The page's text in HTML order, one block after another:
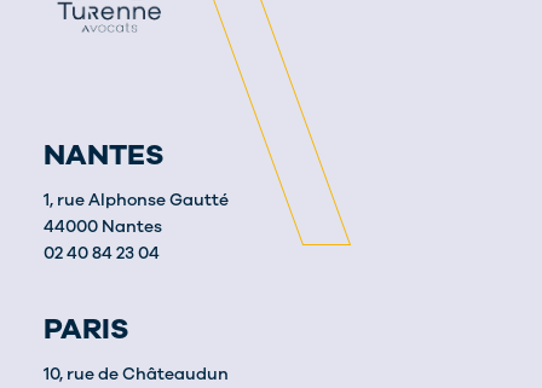
NANTES
1, rue Alphonse Gautté
44000 Nantes
02 40 84 23 04
PARIS
10, rue de Châteaudun